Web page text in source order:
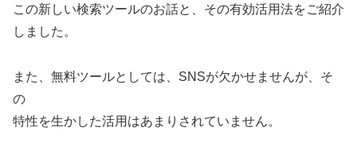
この新しい検索ツールのお話と、その有効活用法をご紹介
しました。
また、無料ツールとしては、SNSが欠かせませんが、そ
の
特性を生かした活用はあまりされていません。